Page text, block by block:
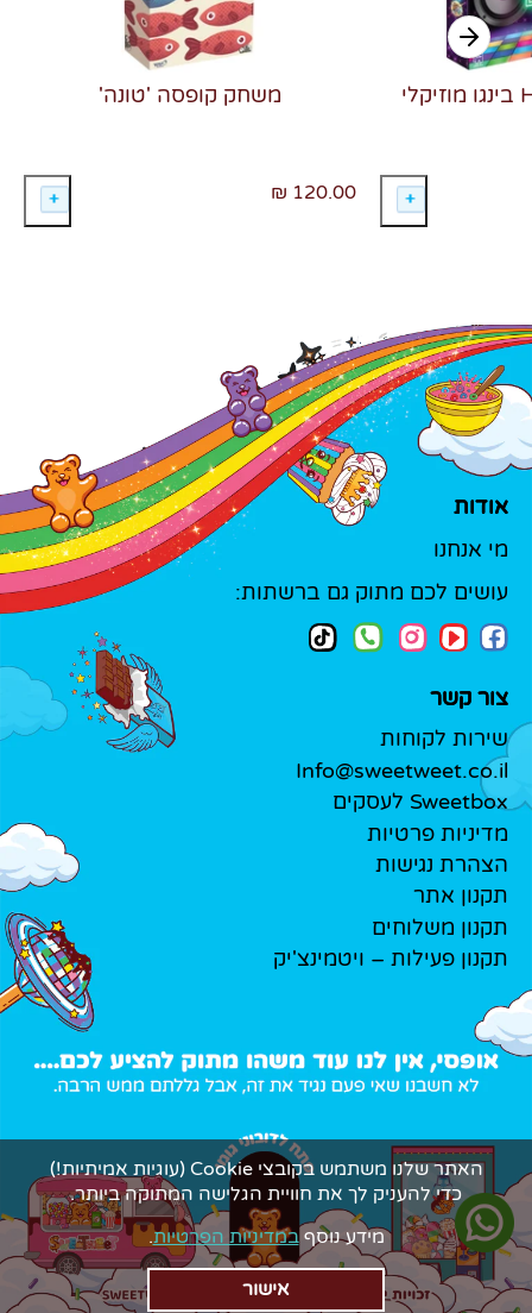
משחק קופסה 'טונה'
120.00 ₪
אודות
מי אנחנו
עושים לכם מתוק גם ברשתות:
צור קשר
שירות לקוחות
Info@sweetweet.co.il
Sweetbox לעסקים
מדיניות פרטיות
הצהרת נגישות
תקנון אתר
תקנון משלוחים
תקנון פעילות – ויטמינצ'יק
האתר שלנו משתמש בקובצי Cookie (עוגיות אמיתיות!)
כדי להעניק לך את חוויית הגלישה המתוקה ביותר.
מידע נוסףבמדיניות הפרטיות.
אישור